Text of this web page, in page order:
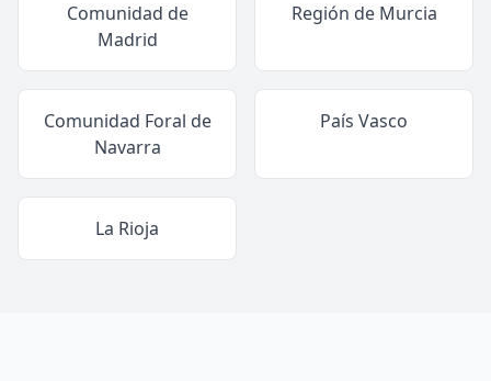
Comunidad de
Madrid
Región de Murcia
Comunidad Foral de
Navarra
País Vasco
La Rioja